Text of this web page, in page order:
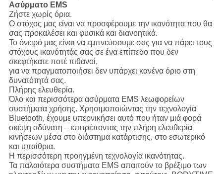
Ασύρματο EMS
Ζήστε χωρίς όρια.
Ο στόχος μας είναι να προσφέρουμε την ικανότητα που θα
σας προκαλέσει και φυσικά και διανοητικά.
Το όνειρό μας είναι να εμπνεύσουμε σας για να πάρει τους
στόχους ικανότητάς σας σε ένα επίπεδο που δεν
σκεφτήκατε ποτέ πιθανοί,
για να πραγματοποιήσει δεν υπάρχει κανένα όριο στη
δυνατότητά σας.
Πλήρης ελευθερία.
Όλο και περισσότερα ασύρματα EMS λεωφορείων
συστήματα χρήσης. Χρησιμοποιώντας την τεχνολογία
Bluetooth, έχουμε υπερνικήσει αυτό που ήταν μιά φορά
σκέψη αδύνατη – επιτρέποντας την πλήρη ελευθερία
κινήσεων μέσα στο διάστημα κατάρτισης, στο εσωτερικό
και υπαίθρια.
Η περισσότερη προηγμένη τεχνολογία ικανότητας.
Τα παλαιότερα συστήματα EMS απαιτούν το βρέξιμο των